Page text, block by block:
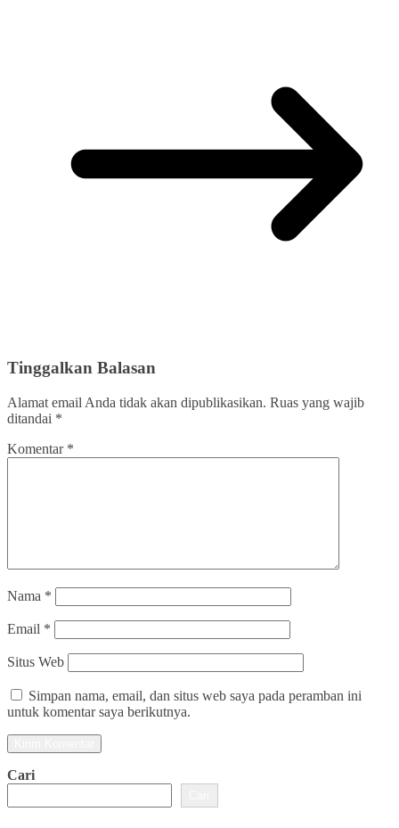
Tinggalkan Balasan
Alamat email Anda tidak akan dipublikasikan. Ruas yang wajib
ditandai *
Komentar *
Nama *
Email *
Situs Web
Simpan nama, email, dan situs web saya pada peramban ini
untuk komentar saya berikutnya.
Cari